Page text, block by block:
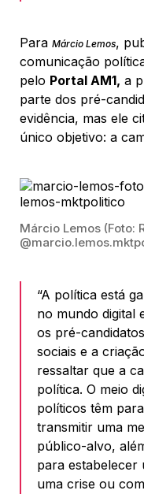
Para Márcio Lemos,
comunicação
pelo Portal AM1, a
parte dos pré-
evidência, mas ele
único objetivo: a
Márcio Lemos (Foto:
“A política está
no mundo digital
os pré-
sociais e a
ressaltar que a
política. O meio
políticos têm
transmitir uma
público-alvo,
para estabelecer
uma crise ou